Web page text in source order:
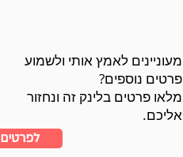
מעוניינים לאמץ אותי ולשמוע
פרטים נוספים?
מלאו פרטים בלינק זה ונחזור
אליכם.
לפרטים